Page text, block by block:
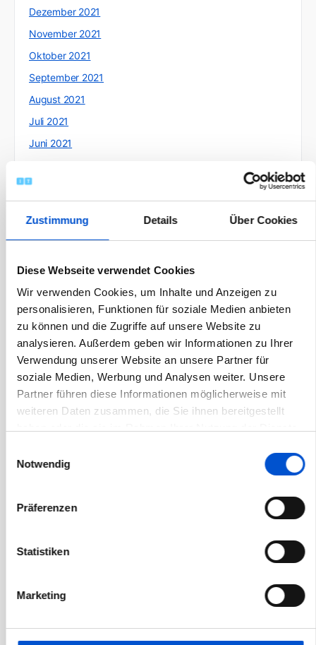
Zustimmung Details Über Cookies
Diese Webseite verwendet Cookies
Wir verwenden Cookies, um Inhalte und Anzeigen zu
personalisieren, Funktionen für soziale Medien anbieten
zu können und die Zugriffe auf unsere Website zu
analysieren. Außerdem geben wir Informationen zu Ihrer
Verwendung unserer Website an unsere Partner für
soziale Medien, Werbung und Analysen weiter. Unsere
Partner führen diese Informationen möglicherweise mit
weiteren Daten zusammen, die Sie ihnen bereitgestellt
Notwendig
Präferenzen
Statistiken
Marketing
Dezember 2021
November 2021
Oktober 2021
September 2021
August 2021
Juli 2021
Juni 2021
April 2021
Dezember 2020
November 2020
September 2020
August 2020
Juli 2020
Juni 2020
März 2020
Januar 2020
November 2019
September 2019